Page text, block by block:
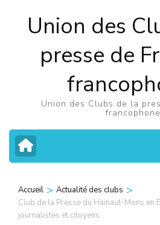
Union des
presse de
Union des Clubs de la
Accueil > Actualité des clubs >
Club de la Presse du Hainaut-Mons en
journalistes et citoyens